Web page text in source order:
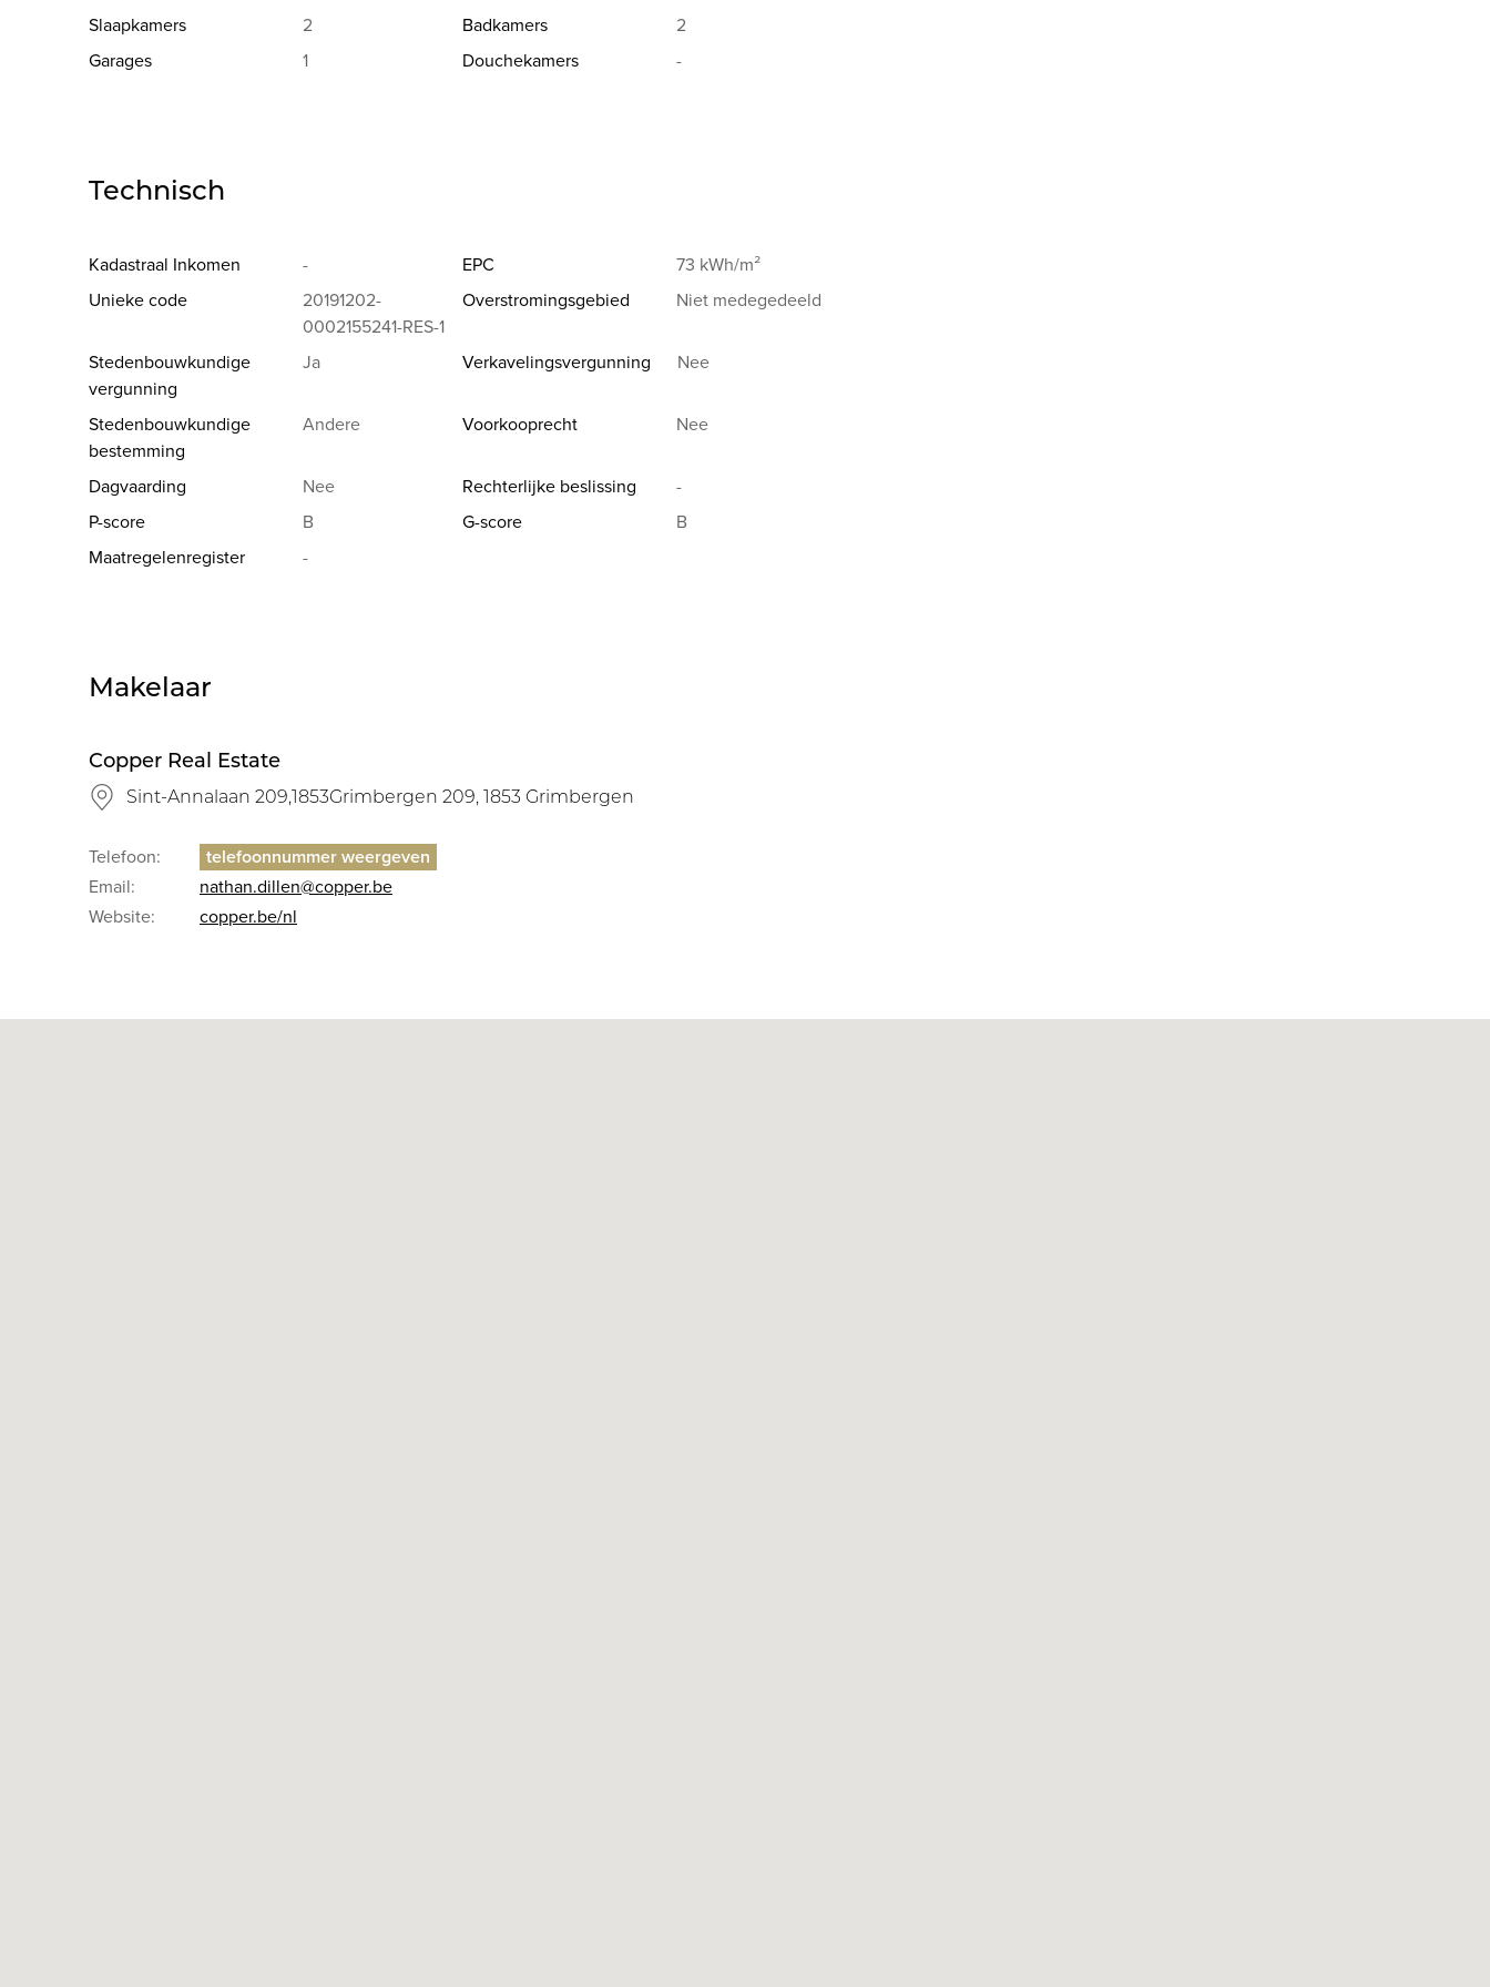
***Wil je meer info of wens je een afspraak? Nathan helpt je graag: nathan.dillen@copper.be***
Slaapkamers
2 Badkamers
2
Garages
1 Douchekamers -
Technisch
Kadastraal Inkomen - EPC
73 kWh/m²
Unieke code
20191202-
0002155241-RES-1
Overstromingsgebied Niet medegedeeld
Stedenbouwkundige
vergunning
Ja Verkavelingsvergunning Nee
Stedenbouwkundige
bestemming
Andere Voorkooprecht Nee
Dagvaarding Nee Rechterlijke beslissing
-
P-score
B G-score
B
Maatregelenregister
-
Makelaar
Copper Real Estate
Sint-Annalaan 209,1853Grimbergen 209, 1853 Grimbergen
Telefoon:
Email:
nathan.dillen@copper.be
Website:
copper.be/nl